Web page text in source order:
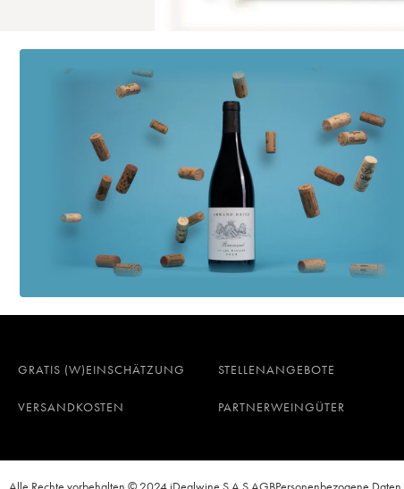
GRATIS (W)EINSCHÄTZUNG STELLENANGEBOTE
VERSANDKOSTEN
PARTNERWEINGÜTER